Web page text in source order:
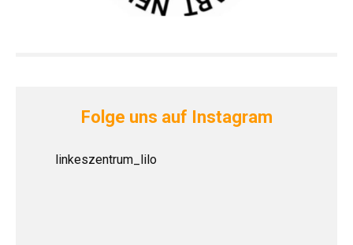
Folge uns auf Instagram
linkeszentrum_lilo